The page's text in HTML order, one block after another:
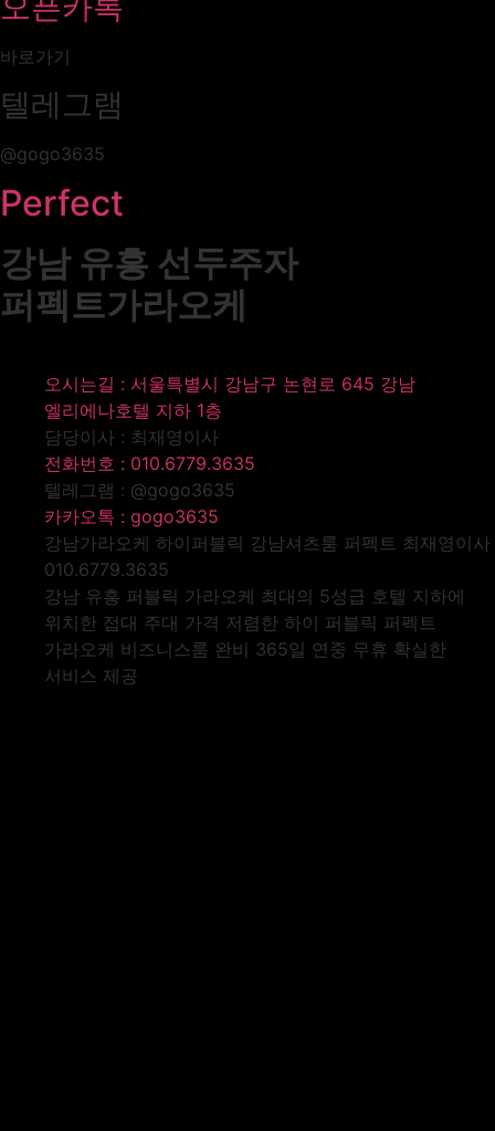
바로가기
텔레그램
@gogo3635
Perfect
강남 유흥 선두주자
퍼펙트가라오케
오시는길 : 서울특별시 강남구 논현로 645 강남
엘리에나호텔 지하 1층
담당이사 : 최재영이사
전화번호 : 010.6779.3635
텔레그램 : @gogo3635
카카오톡 : gogo3635
강남가라오케 하이퍼블릭 강남셔츠룸 퍼펙트 최재영이사
010.6779.3635
강남 유흥 퍼블릭 가라오케 최대의 5성급 호텔 지하에
위치한 접대 주대 가격 저렴한 하이 퍼블릭 퍼펙트
가라오케 비즈니스룸 완비 365일 연중 무휴 확실한
서비스 제공